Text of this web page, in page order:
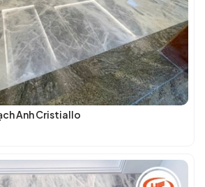
Anh Cristiallo